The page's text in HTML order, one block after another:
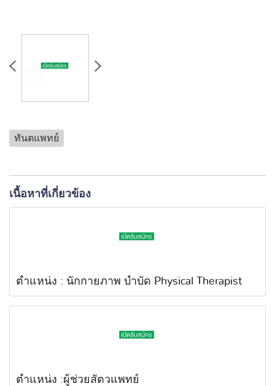
ทันตแพทย์
เนื้อหาที่เกี่ยวข้อง
ตำแหน่ง : นักกายภาพ บำบัด Physical Therapist
ตำแหน่ง :ผู้ช่วยสัตวแพทย์